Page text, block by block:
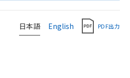
日本語 English PDF出力